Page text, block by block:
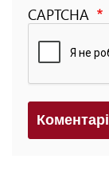
CAPTCHA
Коментарi